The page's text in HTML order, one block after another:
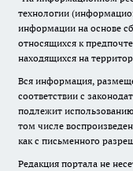
технологии
информации на основе
относящихся к
находящихся на
Вся информация,
соответствии с
подлежит
том числе
как с письменного
Редакция портала не